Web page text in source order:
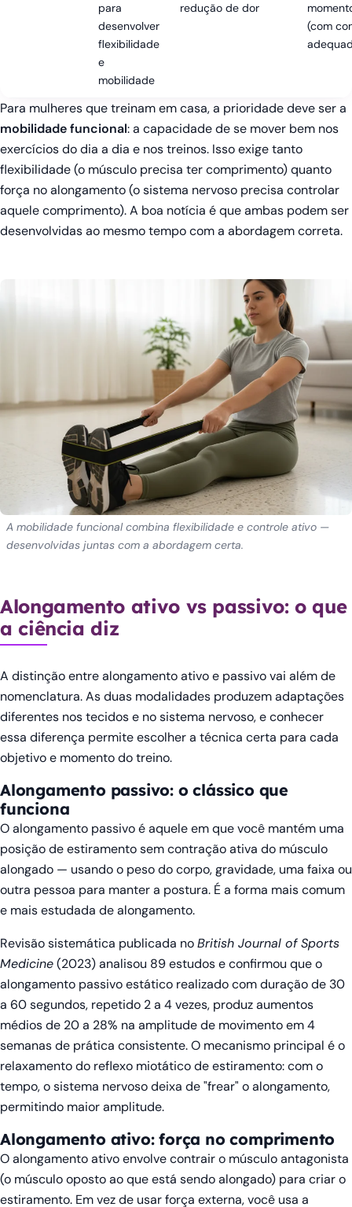
para
desenvolver
flexibilidade
e
mobilidade
redução de dor
(com
Para mulheres que treinam em casa, a prioridade deve ser a
mobilidade funcional: a capacidade de se mover bem nos
exercícios do dia a dia e nos treinos. Isso exige tanto
flexibilidade (o músculo precisa ter comprimento) quanto
força no alongamento (o sistema nervoso precisa controlar
aquele comprimento). A boa notícia é que ambas podem ser
desenvolvidas ao mesmo tempo com a abordagem correta.
A mobilidade funcional combina flexibilidade e controle ativo —
desenvolvidas juntas com a abordagem certa.
Alongamento ativo vs passivo: o que
a ciência diz
A distinção entre alongamento ativo e passivo vai além de
nomenclatura. As duas modalidades produzem adaptações
diferentes nos tecidos e no sistema nervoso, e conhecer
essa diferença permite escolher a técnica certa para cada
objetivo e momento do treino.
Alongamento passivo: o clássico que
funciona
O alongamento passivo é aquele em que você mantém uma
posição de estiramento sem contração ativa do músculo
alongado — usando o peso do corpo, gravidade, uma faixa ou
outra pessoa para manter a postura. É a forma mais comum
e mais estudada de alongamento.
Revisão sistemática publicada noBritish Journal of Sports
Medicine(2023) analisou 89 estudos e confirmou que o
alongamento passivo estático realizado com duração de 30
a 60 segundos, repetido 2 a 4 vezes, produz aumentos
médios de 20 a 28% na amplitude de movimento em 4
semanas de prática consistente. O mecanismo principal é o
relaxamento do reflexo miotático de estiramento: com o
tempo, o sistema nervoso deixa de "frear" o alongamento,
permitindo maior amplitude.
Alongamento ativo: força no comprimento
O alongamento ativo envolve contrair o músculo antagonista
(o músculo oposto ao que está sendo alongado) para criar o
estiramento. Em vez de usar força externa, você usa a